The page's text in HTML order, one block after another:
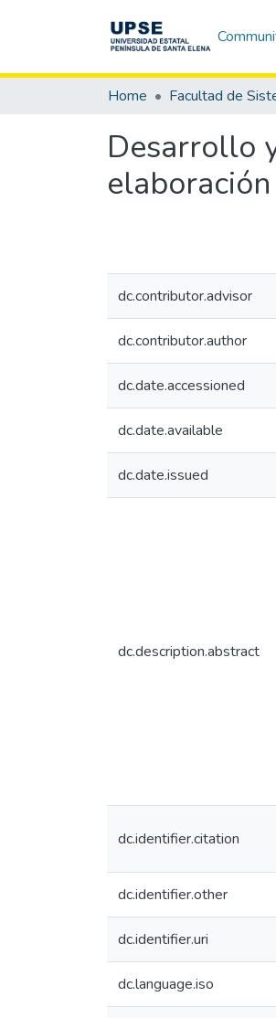
Home
Desarrollo
dc.contributor.advisor
dc.contributor.author
dc.date.accessioned
dc.date.available
dc.date.issued
dc.description.abstract
dc.identifier.citation
dc.identifier.other
dc.identifier.uri
dc.language.iso